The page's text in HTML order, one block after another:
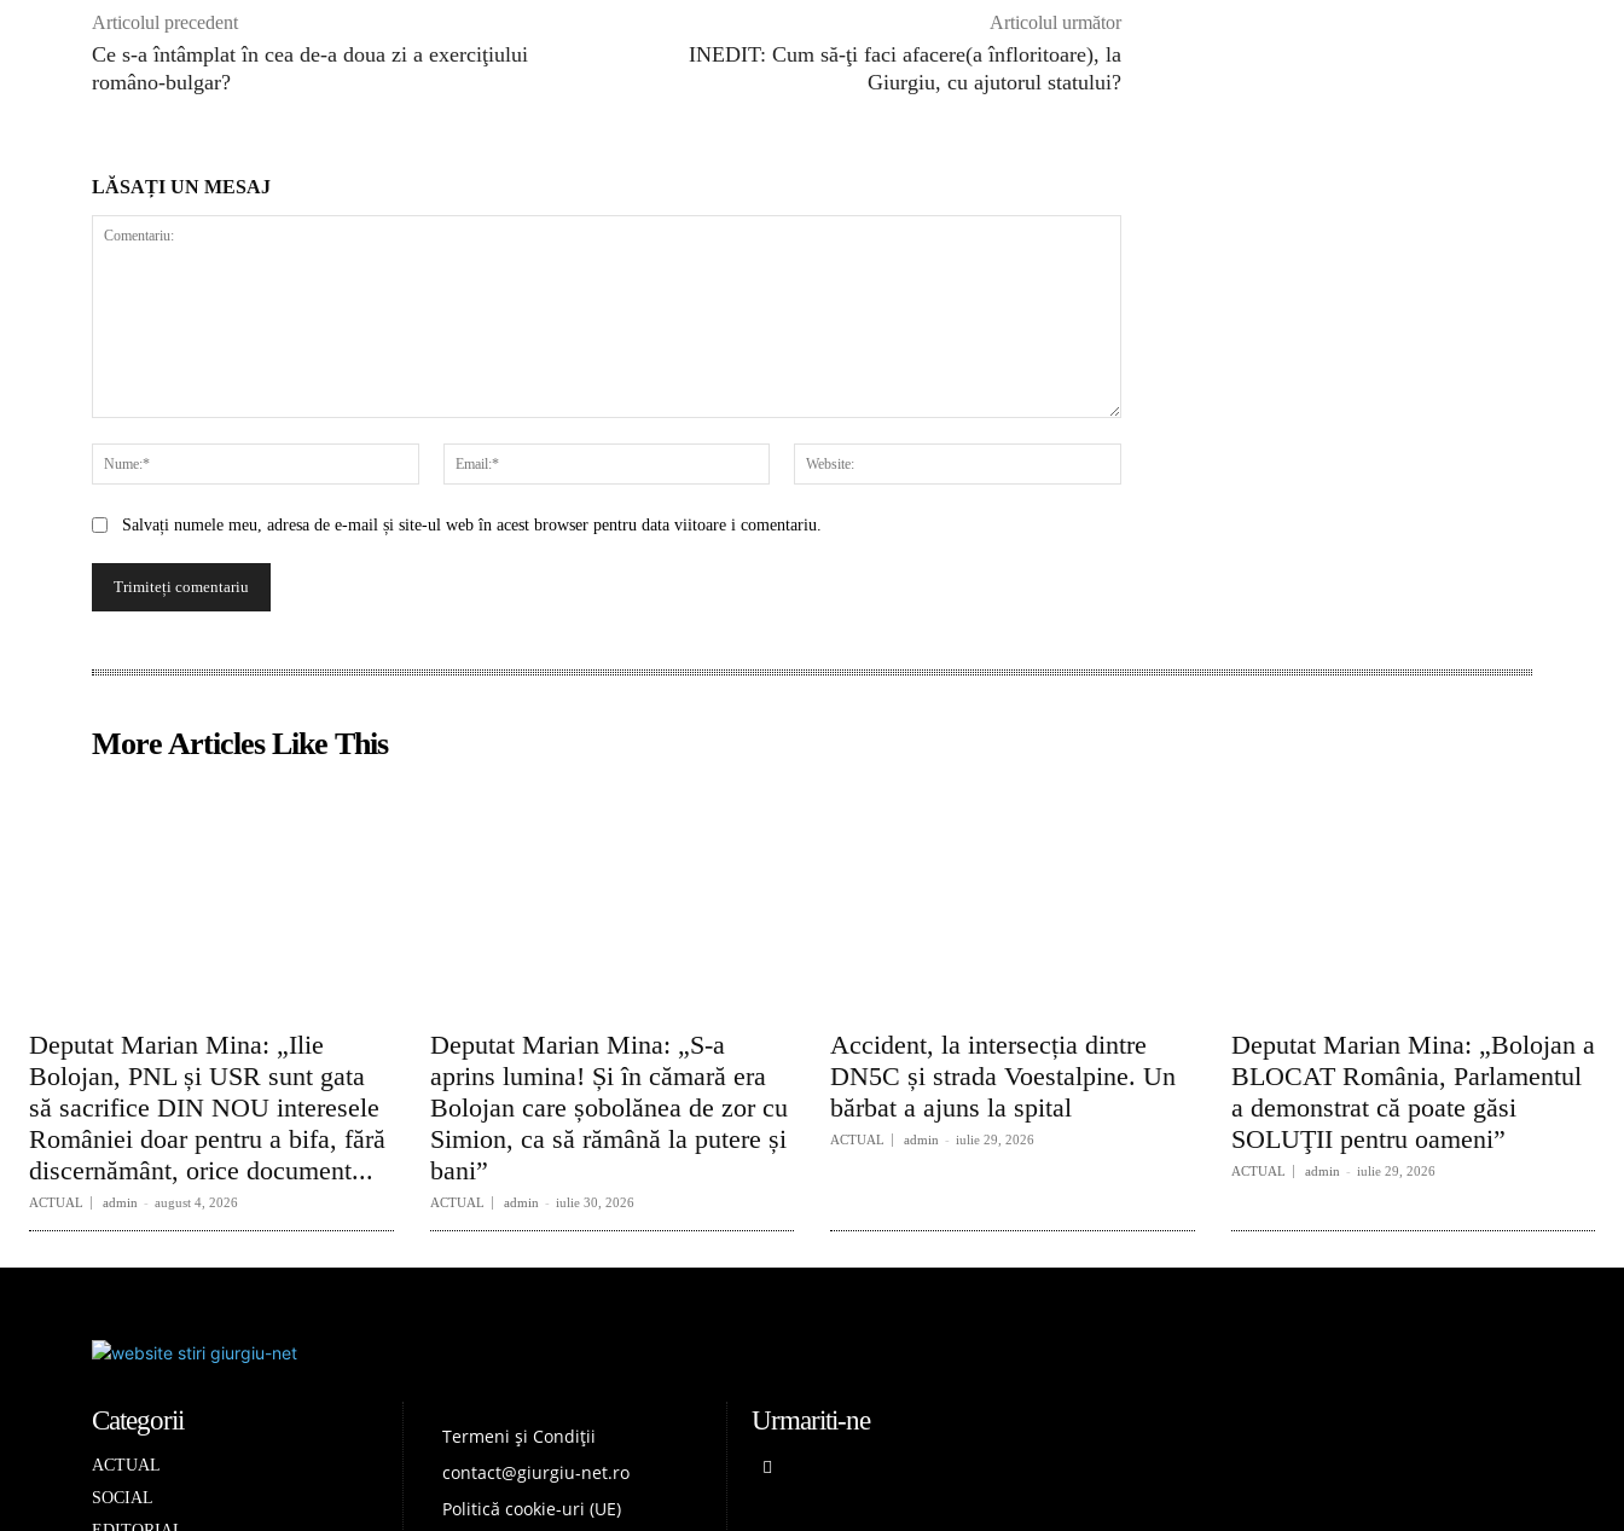
Articolul precedent
Ce s-a întâmplat în cea de-a doua zi a exerciţiului
româno-bulgar?
Articolul următor
INEDIT: Cum să-ţi faci afacere(a înfloritoare), la
Giurgiu, cu ajutorul statului?
LĂSAȚI UN MESAJ
Nume:*
Email:*
Salvați numele meu, adresa de e-mail și site-ul web în acest browser pentru data viitoare i comentariu.
More Articles Like This
Deputat Marian Mina: „Ilie
Bolojan, PNL și USR sunt gata
să sacrifice DIN NOU interesele
României doar pentru a bifa, fără
discernământ, orice document...
ACTUAL admin - august 4, 2026
Deputat Marian Mina: „S-a
aprins lumina! Și în cămară era
Bolojan care șobolănea de zor cu
Simion, ca să rămână la putere și
bani”
ACTUAL admin - iulie 30, 2026
Accident, la intersecția dintre
DN5C și strada Voestalpine. Un
bărbat a ajuns la spital
ACTUAL admin - iulie 29, 2026
Deputat Marian Mina: „Bolojan a
BLOCAT România, Parlamentul
a demonstrat că poate găsi
SOLUŢII pentru oameni”
ACTUAL admin - iulie 29, 2026
Categorii
ACTUAL
SOCIAL
Termeni și Condiții
contact@giurgiu-net.ro
Politică cookie-uri (UE)
Urmariti-ne